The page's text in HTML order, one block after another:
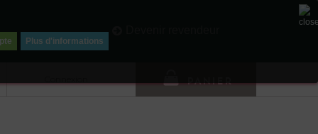
PANIER
Plus d'informations